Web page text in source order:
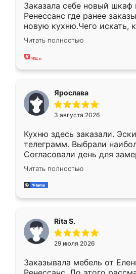
Заказала себе новый шкаф
Ренессанс где ранее
новую кухню.Чего искать,
вполне довольна. Служит
два года, нареканий нет.
Читать полностью
Ярослава
3 августа 2026
Кухню здесь заказали.
телеграмм. Выбрали
Согласовали день для
недели кухня была уже
довольны работой.
мебель за качественную
Читать полностью
Rita S.
29 июля 2026
Заказывала мебель от